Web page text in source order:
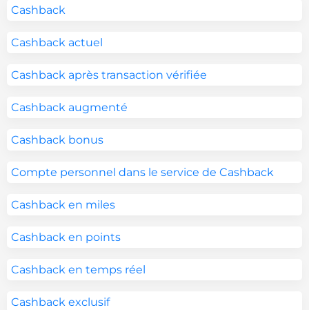
Cashback
Cashback actuel
Cashback après transaction vérifiée
Cashback augmenté
Cashback bonus
Compte personnel dans le service de Cashback
Cashback en miles
Cashback en points
Cashback en temps réel
Cashback exclusif